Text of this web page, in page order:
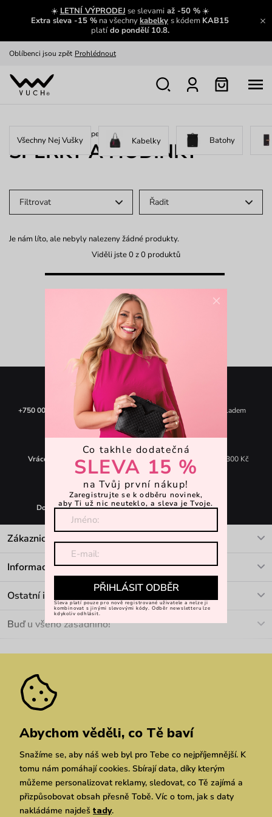
☀️ LETNÍ VÝPRODEJ se slevamiaž -50 %☀️
Extra sleva -15 % na všechnykabelky s kódem KAB15
platído pondělí 10.8.
Zajímavosti ze světa Vuch:
Zobrazit
Oblíbenci jsou zpět Prohlédnout
Nech se inspirovat
Šperky a hodinky
ŠPERKY A HODINKY
Všechny Nej Vušky Kabelky Batohy
Filtrovat Řadit
Je nám líto, ale nebyly nalezeny žádné produkty.
Viděli jste 0 z 0 produktů
Strana 1 z 1
+750 000 spokojených zákazníků +250 000 produktů skladem
Vrácení zdarmado 30 dnů Doprava zdarma od 1 300 Kč
Doručenído 24 hodin
Zákaznická podpora
V pracovních dnech Po-Pá: 8-17h
info@vuch.cz
+420 466 566 493
Informace o nákupu
Doprava a platba
Materiály a údržba
Pozáruční opravy
Ostatní informace
Velkoobchod
We Care
Dárkové poukazy
Vuchlook
Prodejny
Praha Brno Chrudim
Buď u všeho zásadního!
Zásady ochrany osobních údajů
Abychom věděli, co Tě baví
Snažíme se, aby náš web byl pro Tebe co nejpříjemnější. K
tomu nám pomáhají cookies. Sbírají data, díky kterým
můžeme personalizovat reklamy, sledovat, co Tě zajímá a
přizpůsobovat obsah přesně Tobě. Víc o tom, jak s daty
nakládáme najdeš tady.
×
Co takhle dodatečná
SLEVA 15 %
na Tvůj první nákup!
Zaregistrujte se k odběru novinek,
aby Ti už nic neuteklo, a sleva je Tvoje.
PŘIHLÁSIT ODBĚR
Sleva platí pouze pro nově registrované uživatele a nelze ji
kombinovat s jinými slevovými kódy. Odběr newsletteru lze
kdykoliv odhlásit.